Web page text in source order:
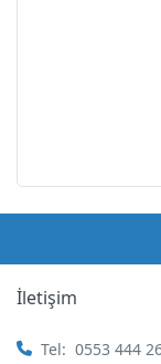
İletişim
Tel: 0553 444